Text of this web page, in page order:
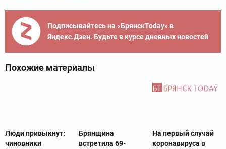
Подписывайтесь на «БрянскToday» в
Яндекс.Дзен. Будьте в курсе дневных новостей
Похожие материалы
Люди привыкнут:
чиновники
Брянщина
встретила 69-
На первый случай
коронавируса в